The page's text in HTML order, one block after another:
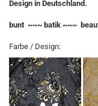
Design in Deutschland.
bunt ~~~ batik ~~~
Farbe / Design: